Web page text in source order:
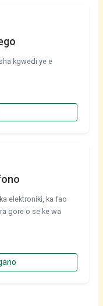
kgwedi ye e
elektroniki, ka fao
gore o se ke wa